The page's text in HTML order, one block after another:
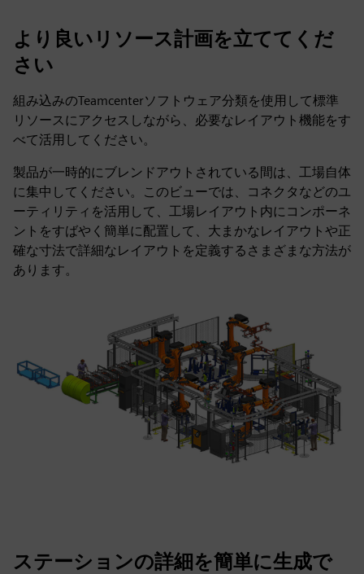
より良いリソース計画を立ててくだ
さい
組み込みのTeamcenterソフトウェア分類を使用して標準
リソースにアクセスしながら、必要なレイアウト機能をす
べて活用してください。
製品が一時的にブレンドアウトされている間は、工場自体
に集中してください。このビューでは、コネクタなどのユ
ーティリティを活用して、工場レイアウト内にコンポーネ
ントをすばやく簡単に配置して、大まかなレイアウトや正
確な寸法で詳細なレイアウトを定義するさまざまな方法が
あります。
ステーションの詳細を簡単に生成で